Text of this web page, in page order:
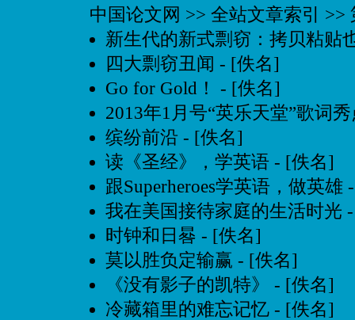
中国论文网 >> 全站文章索引 >>
新生代的新式剽窃：拷贝粘贴
四大剽窃丑闻 - [佚名]
Go for Gold！
- [佚名]
2013年1月号“英乐天堂”歌词
缤纷前沿 - [佚名]
读《圣经》，学英语 - [佚名]
跟Superheroes学英语，做英雄
我在美国接待家庭的生活时光
时钟和日晷 - [佚名]
莫以胜负定输赢 - [佚名]
《没有影子的凯特》
- [佚名]
冷藏箱里的难忘记忆 - [佚名]